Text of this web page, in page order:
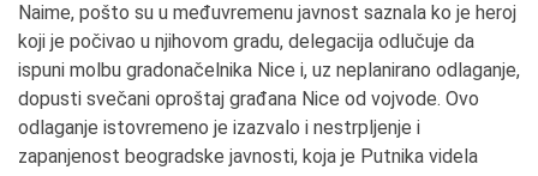
Naime, pošto su u međuvremenu javnost saznala ko je heroj
koji je počivao u njihovom gradu, delegacija odlučuje da
ispuni molbu gradonačelnika Nice i, uz neplanirano odlaganje,
dopusti svečani oproštaj građana Nice od vojvode. Ovo
odlaganje istovremeno je izazvalo i nestrpljenje i
zapanjenost beogradske javnosti, koja je Putnika videla